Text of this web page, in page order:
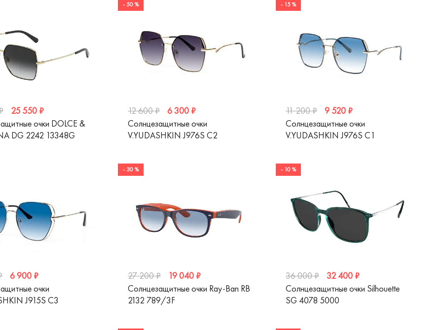
25 550 ₽
очки DOLCE &
DG 2242 13348G
- 50 %
12 600 ₽
6 300 ₽
Солнцезащитные очки
V.YUDASHKIN J976S C2
- 15 %
11 200 ₽
9 520 ₽
Солнцезащитные очки
V.YUDASHKIN J976S C1
6 900 ₽
очки
J915S C3
- 30 %
27 200 ₽
19 040 ₽
Солнцезащитные очки Ray-Ban RB
2132 789/3F
- 10 %
36 000 ₽
32 400 ₽
Солнцезащитные очки Silhouette
SG 4078 5000